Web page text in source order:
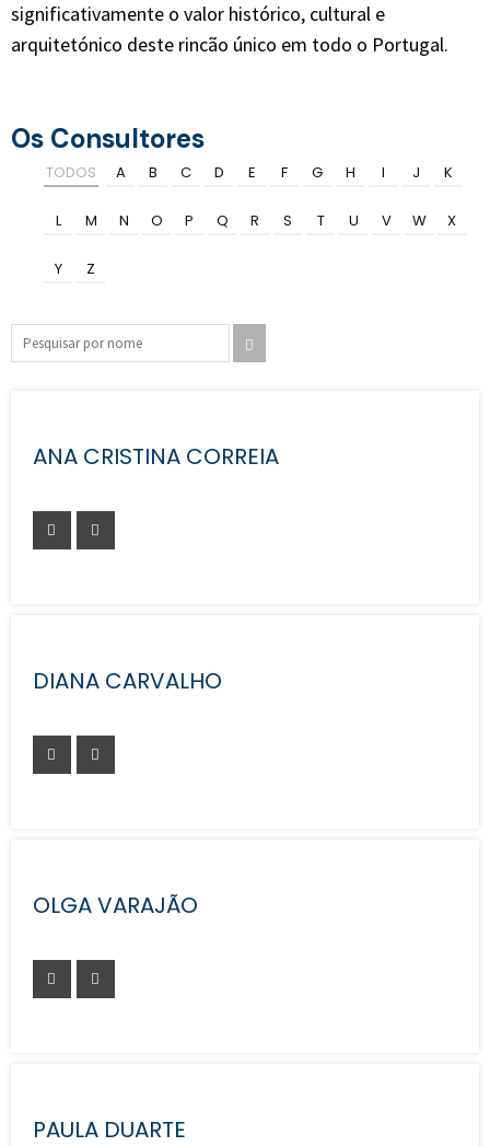
significativamente o valor histórico, cultural e
arquitetónico deste rincão único em todo o Portugal.
Os Consultores
TODOS A B C D E F G H I J K
L M N O P Q R S T U V W X
Y Z
ANA CRISTINA CORREIA
DIANA CARVALHO
OLGA VARAJÃO
PAULA DUARTE